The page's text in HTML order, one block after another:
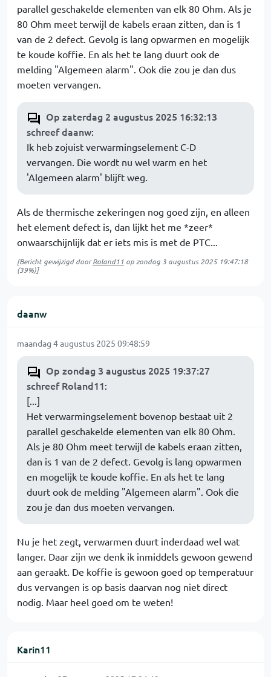
parallel geschakelde elementen van elk 80 Ohm. Als je
80 Ohm meet terwijl de kabels eraan zitten, dan is 1
van de 2 defect. Gevolg is lang opwarmen en mogelijk
te koude koffie. En als het te lang duurt ook de
melding "Algemeen alarm". Ook die zou je dan dus
moeten vervangen.
Op zaterdag 2 augustus 2025 16:32:13
schreef daanw:
Ik heb zojuist verwarmingselement C-D
vervangen. Die wordt nu wel warm en het
'Algemeen alarm' blijft weg.
Als de thermische zekeringen nog goed zijn, en alleen
het element defect is, dan lijkt het me *zeer*
onwaarschijnlijk dat er iets mis is met de PTC...
[Bericht gewijzigd doorRoland11 op zondag 3 augustus 2025 19:47:18
(39%)]
daanw
maandag 4 augustus 2025 09:48:59
Op zondag 3 augustus 2025 19:37:27
schreef Roland11:
[...]
Het verwarmingselement bovenop bestaat uit 2
parallel geschakelde elementen van elk 80 Ohm.
Als je 80 Ohm meet terwijl de kabels eraan zitten,
dan is 1 van de 2 defect. Gevolg is lang opwarmen
en mogelijk te koude koffie. En als het te lang
duurt ook de melding "Algemeen alarm". Ook die
zou je dan dus moeten vervangen.
Nu je het zegt, verwarmen duurt inderdaad wel wat
langer. Daar zijn we denk ik inmiddels gewoon gewend
aan geraakt. De koffie is gewoon goed op temperatuur
dus vervangen is op basis daarvan nog niet direct
nodig. Maar heel goed om te weten!
Karin11